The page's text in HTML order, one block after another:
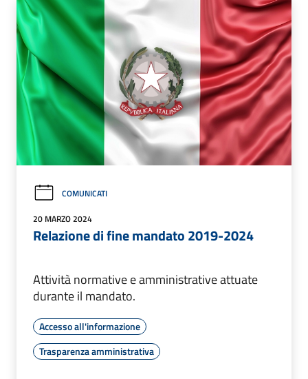
COMUNICATI
20 MARZO 2024
Relazione di fine mandato 2019-2024
Attività normative e amministrative attuate
durante il mandato.
Accesso all'informazione
Trasparenza amministrativa